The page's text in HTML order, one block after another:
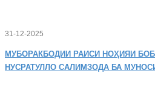
31-12-2025
МУБОРАКБОДИИ РАИСИ НОҲИЯИ
НУСРАТУЛЛО САЛИМЗОДА БА